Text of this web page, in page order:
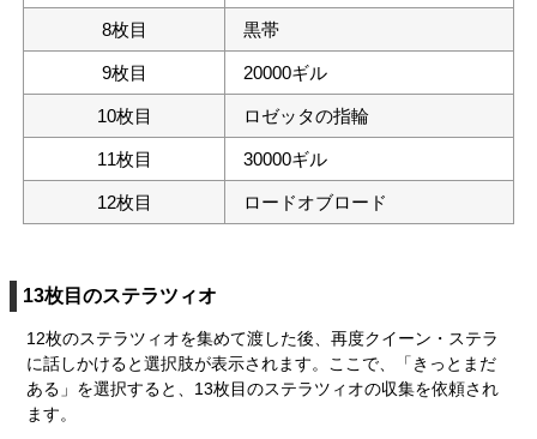
8枚目 黒帯
9枚目 20000ギル
10枚目 ロゼッタの指輪
11枚目 30000ギル
12枚目 ロードオブロード
13枚目のステラツィオ
12枚のステラツィオを集めて渡した後、再度クイーン・ステラ
に話しかけると選択肢が表示されます。ここで、「きっとまだ
ある」を選択すると、13枚目のステラツィオの収集を依頼され
ます。